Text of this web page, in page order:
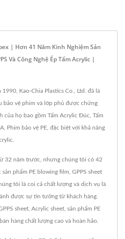
| Hơn 41 Năm Kinh Nghiệm Sản
Và Công Nghệ Ép Tấm Acrylic |
Kao-Chia Plastics Co., Ltd. đã là
bảo vệ phim và lớp phủ được chứng
của họ bao gồm Tấm Acrylic Đúc, Tấm
Phim bảo vệ PE, đặc biệt với khả năng
32 năm trước, nhưng chúng tôi có 42
phẩm PE blowing film, GPPS sheet
tôi là coi cả chất lượng và dịch vụ là
được sự tin tưởng từ khách hàng.
sheet, Acrylic sheet, sản phẩm PE
hàng chất lượng cao và hoàn hảo.